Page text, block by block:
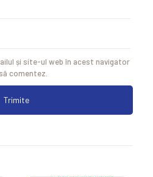
și site-ul web în acest navigator
comentez.